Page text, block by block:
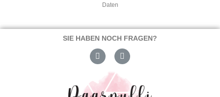
Daten
SIE HABEN NOCH FRAGEN?